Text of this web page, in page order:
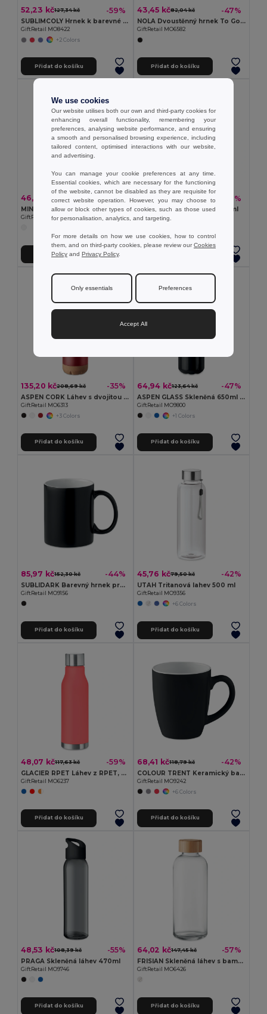
52,23 kč127,34 kč -59%
SUBLIMCOLY Hrnek k barevné sublimaci
GiftRetail MO8422
+2 Colors
Přidat do košíku
43,45 kč82,04 kč -47%
NOLA Dvoustěnný hrnek To Go 0,3 l
GiftRetail MO6582
Přidat do košíku
46,45 kč97,99 kč -53%
MINI SUBLIM Malý hrnek pro sublimaci
GiftRetail MO9244
Přidat do košíku
76,50 kč 131,50 kč -42%
SICILIA Tritanová láhev 650 ml
GiftRetail MO9227
135,20 kč208,69 kč -35%
ASPEN CORK Láhev s dvojitou stěnou 500 ml
GiftRetail MO6313
+3 Colors
Přidat do košíku
64,94 kč123,64 kč -47%
ASPEN GLASS Skleněná 650ml lahev na pití
GiftRetail MO9800
+1 Colors
Přidat do košíku
85,97 kč152,30 kč -44%
SUBLIDARK Barevný hrnek pro sublimaci
GiftRetail MO9156
Přidat do košíku
45,76 kč79,50 kč -42%
UTAH Tritanová lahev 500 ml
GiftRetail MO9356
+6 Colors
Přidat do košíku
48,07 kč117,63 kč -59%
GLACIER RPET Láhev z RPET, 600ml
GiftRetail MO6237
Přidat do košíku
68,41 kč118,79 kč -42%
COLOUR TRENT Keramický barevný hrnek 290 ml
GiftRetail MO9242
+6 Colors
Přidat do košíku
48,53 kč108,39 kč -55%
PRAGA Skleněná láhev 470ml
GiftRetail MO9746
Přidat do košíku
64,02 kč147,45 kč -57%
FRISIAN Skleněná láhev s bambus víčkem
GiftRetail MO6426
Přidat do košíku
We use cookies
Our website utilises both our own and third-party cookies for
enhancing overall functionality, remembering your
preferences, analysing website performance, and ensuring
a smooth and personalised browsing experience, including
tailored content, optimised interactions with our website,
and advertising.
You can manage your cookie preferences at any time.
Essential cookies, which are necessary for the functioning
of the website, cannot be disabled as they are requisite for
correct website operation. However, you may choose to
allow or block other types of cookies, such as those used
for personalisation, analytics, and targeting.
For more details on how we use cookies, how to control
them, and on third-party cookies, please review ourCookies
Policy and Privacy Policy.
Only essentials Preferences
Accept All